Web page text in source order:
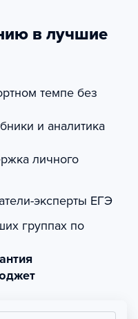
в лучшие
темпе без
и аналитика
личного
эксперты ЕГЭ
группах по